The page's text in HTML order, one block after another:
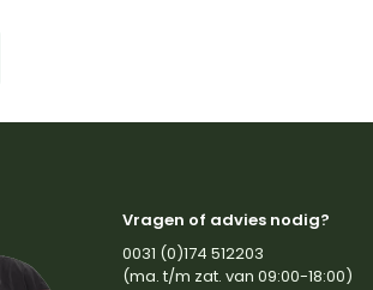
Vragen of advies nodig?
0031 (0)174 512203
(ma. t/m zat. van 09:00-18:00)